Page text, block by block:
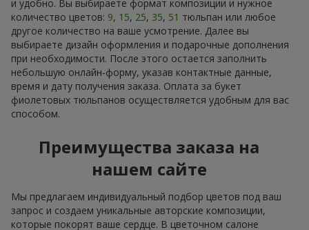
и удобно. Вы выбираете формат композиции и нужное
количество цветов: 9, 15, 25, 35, 51 тюльпан или любое
другое количество на ваше усмотрение. Далее вы
выбираете дизайн оформления и подарочные дополнения
при необходимости. После этого остается заполнить
небольшую онлайн-форму, указав контактные данные,
время и дату получения заказа. Оплата за букет
фиолетовых тюльпанов осуществляется удобным для вас
способом.
Преимущества заказа на
нашем сайте
Мы предлагаем индивидуальный подбор цветов под ваш
запрос и создаем уникальные авторские композиции,
которые покорят ваше сердце. В цветочном салоне